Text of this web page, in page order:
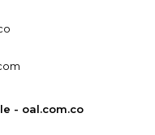
- oal.com.co